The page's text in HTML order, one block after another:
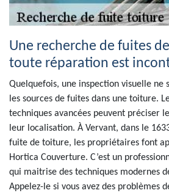
Une recherche de fuites
toute réparation est
Quelquefois, une inspection visuelle ne
les sources de fuites dans une toiture.
techniques avancées peuvent préciser
leur localisation. À Vervant, dans le
fuite de toiture, les propriétaires font
Hortica Couverture. C’est un
qui maitrise des techniques modernes
Appelez-le si vous avez des problèmes